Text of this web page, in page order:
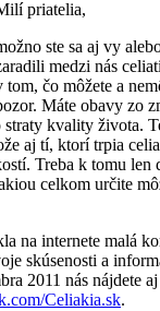
priatelia,
ste sa aj vy
medzi nás
tom, čo môžete a
Máte obavy zo
straty kvality života.
aj tí, ktorí trpia
Treba k tomu
celkom určite
na internete malá
skúsenosti a
2011 nás nájdete
Celiakia.sk.